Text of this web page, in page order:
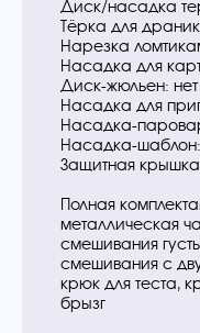
Диск/насадка
Тёрка для
Нарезка
Насадка для
Диск-жюльен: нет
Насадка для
Насадка-
Насадка-шаблон:
Защитная
Полная
металлическая
смешивания
смешивания с
крюк для теста,
брызг